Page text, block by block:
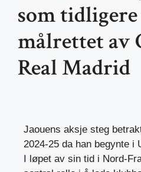
som
målrettet av
Real Madrid
Jaouens aksje steg
2024-25 da han begynte i
I løpet av sin tid i Nord-